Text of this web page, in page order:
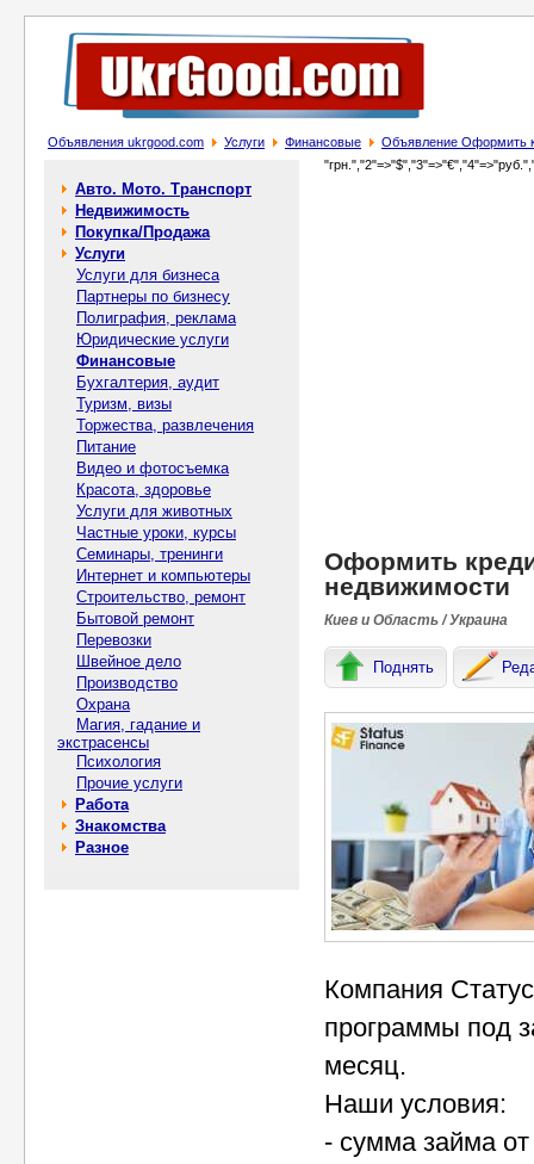
Объявления ukrgood.com Услуги Финансовые Объявление Оформить
Авто. Мото. Транспорт
Недвижимость
Покупка/Продажа
Услуги
Услуги для бизнеса
Партнеры по бизнесу
Полиграфия, реклама
Юридические услуги
Финансовые
Бухгалтерия, аудит
Туризм, визы
Торжества, развлечения
Питание
Видео и фотосъемка
Красота, здоровье
Услуги для животных
Частные уроки, курсы
Семинары, тренинги
Интернет и компьютеры
Строительство, ремонт
Бытовой ремонт
Перевозки
Швейное дело
Производство
Охрана
Магия, гадание и
экстрасенсы
Психология
Прочие услуги
Работа
Знакомства
Разное
Оформить
недвижимости
Киев и Область / Украина
Поднять
Компания
программы под
месяц.
Наши условия:
- сумма займа